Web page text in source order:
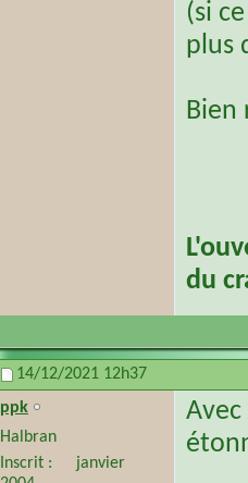
(si
plus
Bien
du
14/12/2021 12h37
ppk
Halbran
Inscrit
janvier